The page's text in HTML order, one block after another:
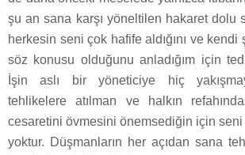
şu an sana karşı yöneltilen hakaret dolu
herkesin seni çok hafife aldığını ve
söz konusu olduğunu anladığım için
İşin aslı bir yöneticiye hiç
tehlikelere atılman ve halkın
cesaretini övmesini önemsediğin için seni
yoktur. Düşmanların her açıdan sana